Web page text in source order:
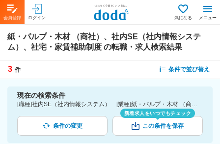
会員登録 ログイン 気になる メニュー
紙・パルプ・木材 （商社）、社内SE（社内情報システ
ム）、社宅・家賃補助制度 の転職・求人検索結果
3 件 条件で並び替え
現在の検索条件
[職種]社内SE（社内情報システム） [業種]紙・パルプ・木材 （商社）-商社業界 [詳細条件](待遇・福利厚生)社宅・家賃補助制度
条件の変更
新着求人をいつでもチェック
この条件を保存